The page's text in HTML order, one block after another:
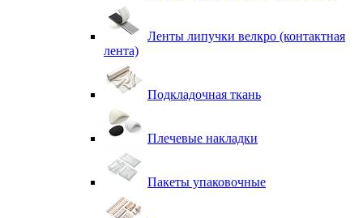
Ленты липучки велкро (контактная
лента)
Подкладочная ткань
Плечевые накладки
Пакеты упаковочные